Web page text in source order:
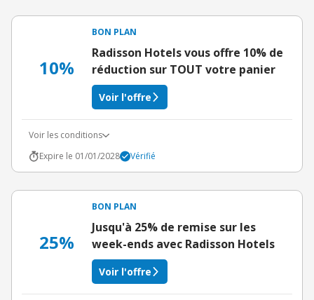
10%
BON PLAN
Radisson Hotels vous offre 10% de
réduction sur TOUT votre panier
Voir l'offre
Voir les conditions
Expire le 01/01/2028
Vérifié
25%
BON PLAN
Jusqu'à 25% de remise sur les
week-ends avec Radisson Hotels
Voir l'offre